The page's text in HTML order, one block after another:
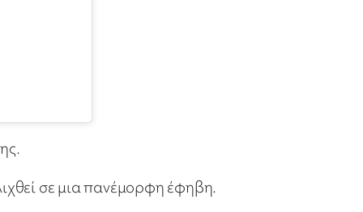
σε μια πανέμορφη έφηβη.